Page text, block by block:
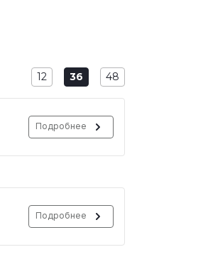
12 36 48
Подробнее
Подробнее